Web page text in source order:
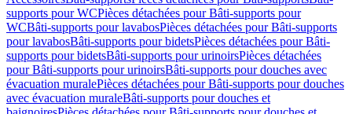
supports pour WCPièces détachées pour Bâti-supports pour
WCBâti-supports pour lavabosPièces détachées pour Bâti-supports
pour lavabosBâti-supports pour bidetsPièces détachées pour Bâti-
supports pour bidetsBâti-supports pour urinoirsPièces détachées
pour Bâti-supports pour urinoirsBâti-supports pour douches avec
évacuation muralePièces détachées pour Bâti-supports pour douches
avec évacuation muraleBâti-supports pour douches et